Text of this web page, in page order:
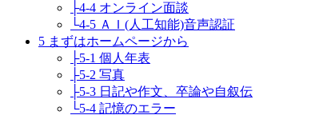
├4-4 オンライン面談
└4-5 ＡＩ(人工知能)音声認証
5 まずはホームページから
├5-1 個人年表
├5-2 写真
├5-3 日記や作文、卒論や自叙伝
└5-4 記憶のエラー